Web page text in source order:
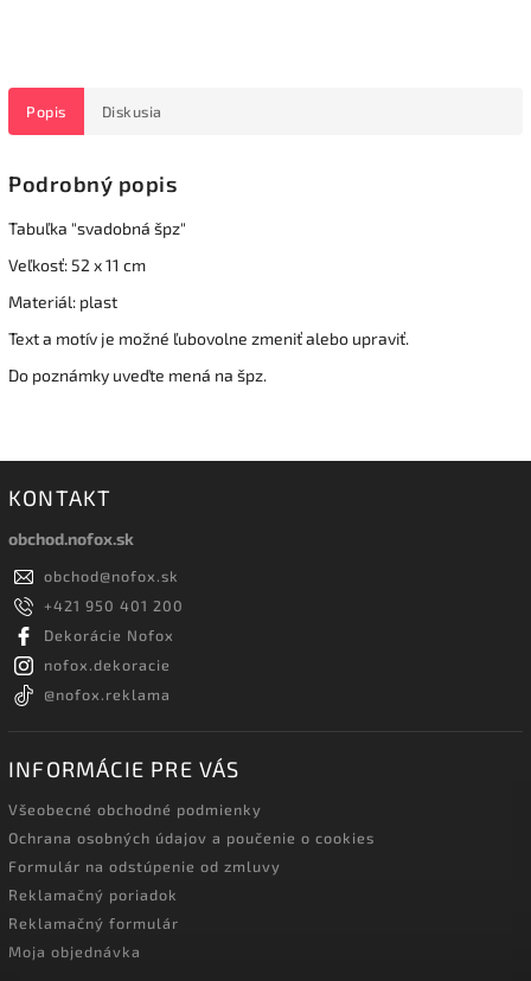
Popis Diskusia
Podrobný popis
Tabuľka "svadobná špz"
Veľkosť: 52 x 11 cm
Materiál: plast
Text a motív je možné ľubovolne zmeniť alebo upraviť.
Do poznámky uveďte mená na špz.
KONTAKT
obchod.nofox.sk
obchod@nofox.sk
+421 950 401 200
Dekorácie Nofox
nofox.dekoracie
@nofox.reklama
INFORMÁCIE PRE VÁS
Všeobecné obchodné podmienky
Ochrana osobných údajov a poučenie o cookies
Formulár na odstúpenie od zmluvy
Reklamačný poriadok
Reklamačný formulár
Moja objednávka